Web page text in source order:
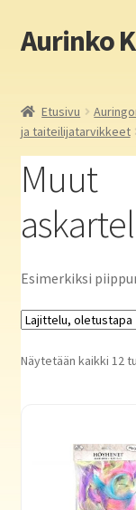
Siirry
navigointiin
Siirry
sisältöön
Aurinko
Yritys
In English
Yhteystiedot
Aurinko
Auringon kirja- ja
Etusivu
ja taiteilijatarvikkeet
Muut
Esimerkiksi
Näytetään kaikki 12